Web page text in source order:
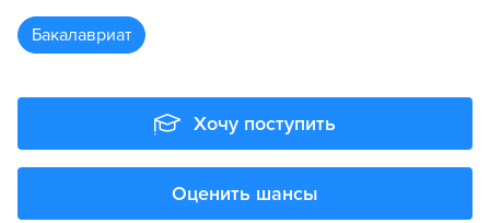
бакалавриат
Хочу поступить
Оценить шансы